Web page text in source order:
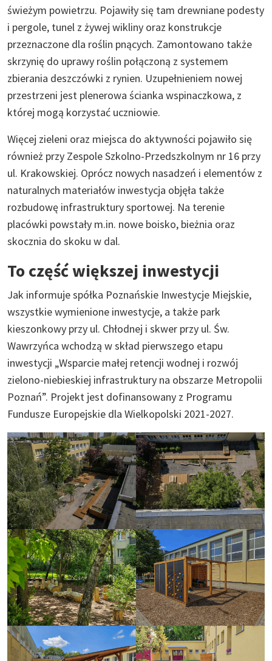
świeżym powietrzu. Pojawiły się tam drewniane podesty
i pergole, tunel z żywej wikliny oraz konstrukcje
przeznaczone dla roślin pnących. Zamontowano także
skrzynię do uprawy roślin połączoną z systemem
zbierania deszczówki z rynien. Uzupełnieniem nowej
przestrzeni jest plenerowa ścianka wspinaczkowa, z
której mogą korzystać uczniowie.
Więcej zieleni oraz miejsca do aktywności pojawiło się
również przy Zespole Szkolno-Przedszkolnym nr 16 przy
ul. Krakowskiej. Oprócz nowych nasadzeń i elementów z
naturalnych materiałów inwestycja objęła także
rozbudowę infrastruktury sportowej. Na terenie
placówki powstały m.in. nowe boisko, bieżnia oraz
skocznia do skoku w dal.
To część większej inwestycji
Jak informuje spółka Poznańskie Inwestycje Miejskie,
wszystkie wymienione inwestycje, a także park
kieszonkowy przy ul. Chłodnej i skwer przy ul. Św.
Wawrzyńca wchodzą w skład pierwszego etapu
inwestycji „Wsparcie małej retencji wodnej i rozwój
zielono-niebieskiej infrastruktury na obszarze Metropolii
Poznań”. Projekt jest dofinansowany z Programu
Fundusze Europejskie dla Wielkopolski 2021-2027.